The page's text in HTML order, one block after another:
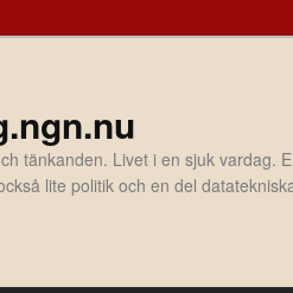
tänkanden. Livet i en sjuk vardag.
lite politik och en del